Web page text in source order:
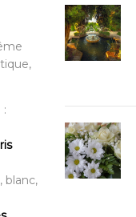
:
blanc,